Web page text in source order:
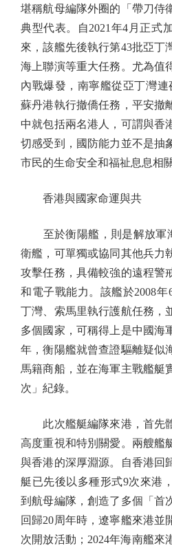
堪稱航母編隊外圈的「帶刀侍
典型代表。自2021年4月正式
來，該艦先後執行第43批亞丁
海上聯演等重大任務。尤為值
內戰爆發，南寧艦從亞丁灣連
蘇丹港執行撤僑任務，平安撤
中就包括兩名港人，可謂與香
切感受到，國防能力並不是抽
市民的生命安全和福祉息息相關
香港與國家命運與共
至於衡陽艦，則是解放軍
衛艦，可單獨或協同其他兵力
攻擊任務，具備較強的遠程警
和電子戰能力。該艦於2008
丁灣、索馬里執行護航任務，
多個國家，可稱得上是中國海
年，衡陽艦就曾查證驅離疑似
馬籍商船，並在海軍主戰艦艇
次」紀錄。
此次艦艇編隊來港，首先
高度重視和特別關愛。兩艘艦
與香港的深厚淵源。自香港回
艇已先後以多種形式9次來港
到航母編隊，創造了多個「首
回歸20周年時，遼寧艦來港並
次開放活動；2024年海南艦來